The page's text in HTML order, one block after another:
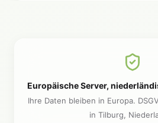
Europäische Server,
Ihre Daten bleiben in Europa.
in Tilburg,